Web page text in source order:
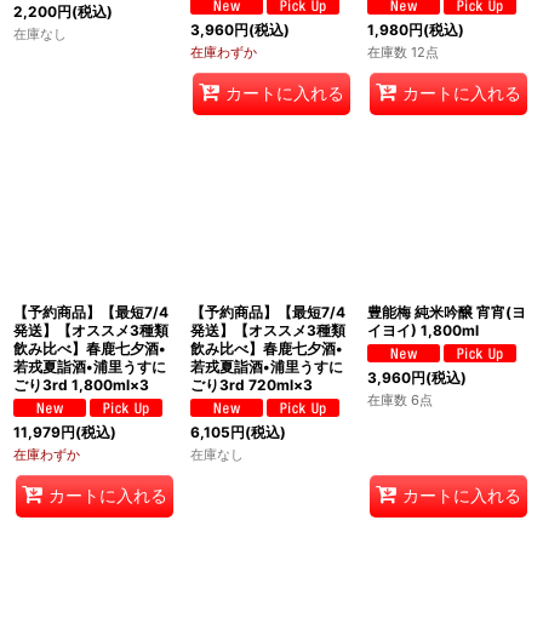
2,200円(税込)
在庫なし 3,960円(税込)
在庫わずか
カートに入れる
1,980円(税込)
在庫数 12点
カートに入れる
【予約商品】【最短7/4
発送】【オススメ3種類
飲み比べ】春鹿七夕酒•
若戎夏詣酒•浦里うすに
ごり3rd 1,800ml×3
11,979円(税込)
在庫わずか
カートに入れる
【予約商品】【最短7/4
発送】【オススメ3種類
飲み比べ】春鹿七夕酒•
若戎夏詣酒•浦里うすに
ごり3rd 720ml×3
6,105円(税込)
在庫なし
豊能梅 純米吟醸 宵宵(ヨ
イヨイ) 1,800ml
3,960円(税込)
在庫数 6点
カートに入れる